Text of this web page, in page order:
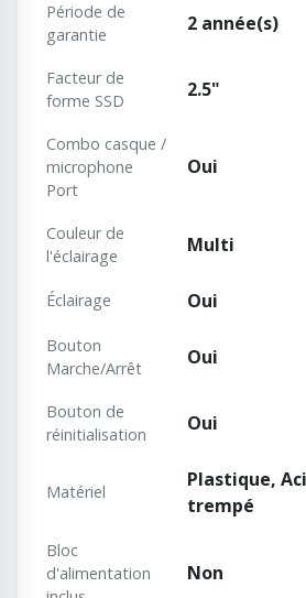
Période de
garantie
2 année(s)
Facteur de
forme SSD
2.5"
Combo casque /
microphone
Port
Oui
Couleur de
l'éclairage
Multi
Éclairage Oui
Bouton
Marche/Arrêt
Oui
Bouton de
réinitialisation
Oui
Matériel
Plastique,
trempé
Bloc
d'alimentation
Non